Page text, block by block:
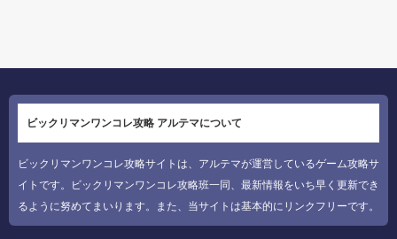
ビックリマンワンコレ攻略 アルテマについて
ビックリマンワンコレ攻略サイトは、アルテマが運営しているゲーム攻略サ
イトです。ビックリマンワンコレ攻略班一同、最新情報をいち早く更新でき
るように努めてまいります。また、当サイトは基本的にリンクフリーです。